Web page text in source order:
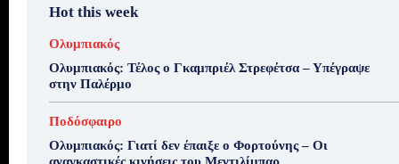
Hot this week
Ολυμπιακός
Ολυμπιακός: Τέλος ο Γκαμπριέλ Στρεφέτσα – Υπέγραψε
στην Παλέρμο
Ποδόσφαιρο
Ολυμπιακός: Γιατί δεν έπαιξε ο Φορτούνης – Οι
αναγκαστικές κινήσεις του Μεντιλίμπαρ